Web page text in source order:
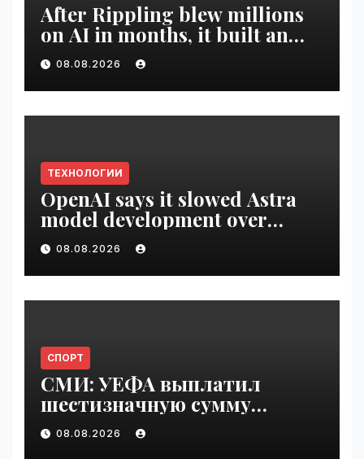
After Rippling blew millions
on AI in months, it built an
employee ROI tool |
VseTime.ru
08.08.2026
ТЕХНОЛОГИИ
OpenAI says it slowed Astra
model development over
security concerns | VseTime.ru
08.08.2026
СПОРТ
СМИ: УЕФА выплатил
шестизначную сумму
любовнице Инфантино |
VseTime.ru
08.08.2026